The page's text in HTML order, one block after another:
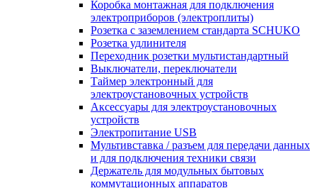
Коробка монтажная для подключения
электроприборов (электроплиты)
Розетка с заземлением стандарта SCHUKO
Розетка удлинителя
Переходник розетки мультистандартный
Выключатели, переключатели
Таймер электронный для
электроустановочных устройств
Аксессуары для электроустановочных
устройств
Электропитание USB
Мультивставка / разъем для передачи данных
и для подключения техники связи
Держатель для модульных бытовых
коммутационных аппаратов